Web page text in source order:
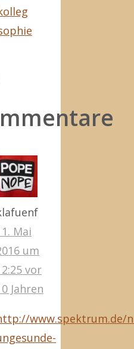
Mai
um
vor
Jahren
www.spektrum.de/